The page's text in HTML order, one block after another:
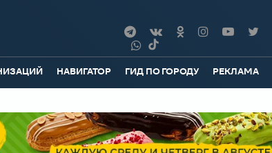
НАВИГАТОР ГИД ПО ГОРОДУ РЕКЛАМА